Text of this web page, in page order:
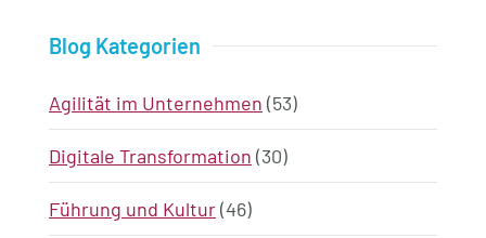
Blog Kategorien
Agilität im Unternehmen (53)
Digitale Transformation (30)
Führung und Kultur(46)